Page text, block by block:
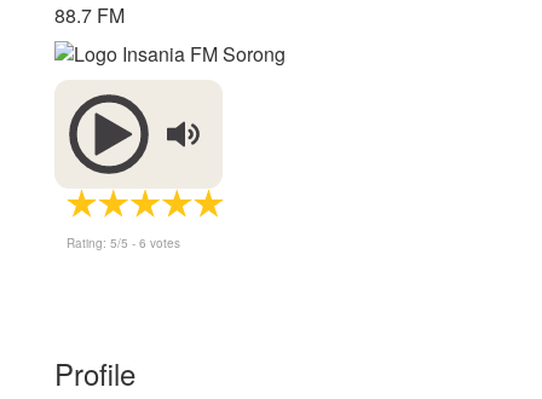
88.7 FM
Rating: 5/5 - 6 votes
Profile